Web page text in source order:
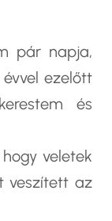
pár napja,
ezelőtt
és
veletek
veszített az